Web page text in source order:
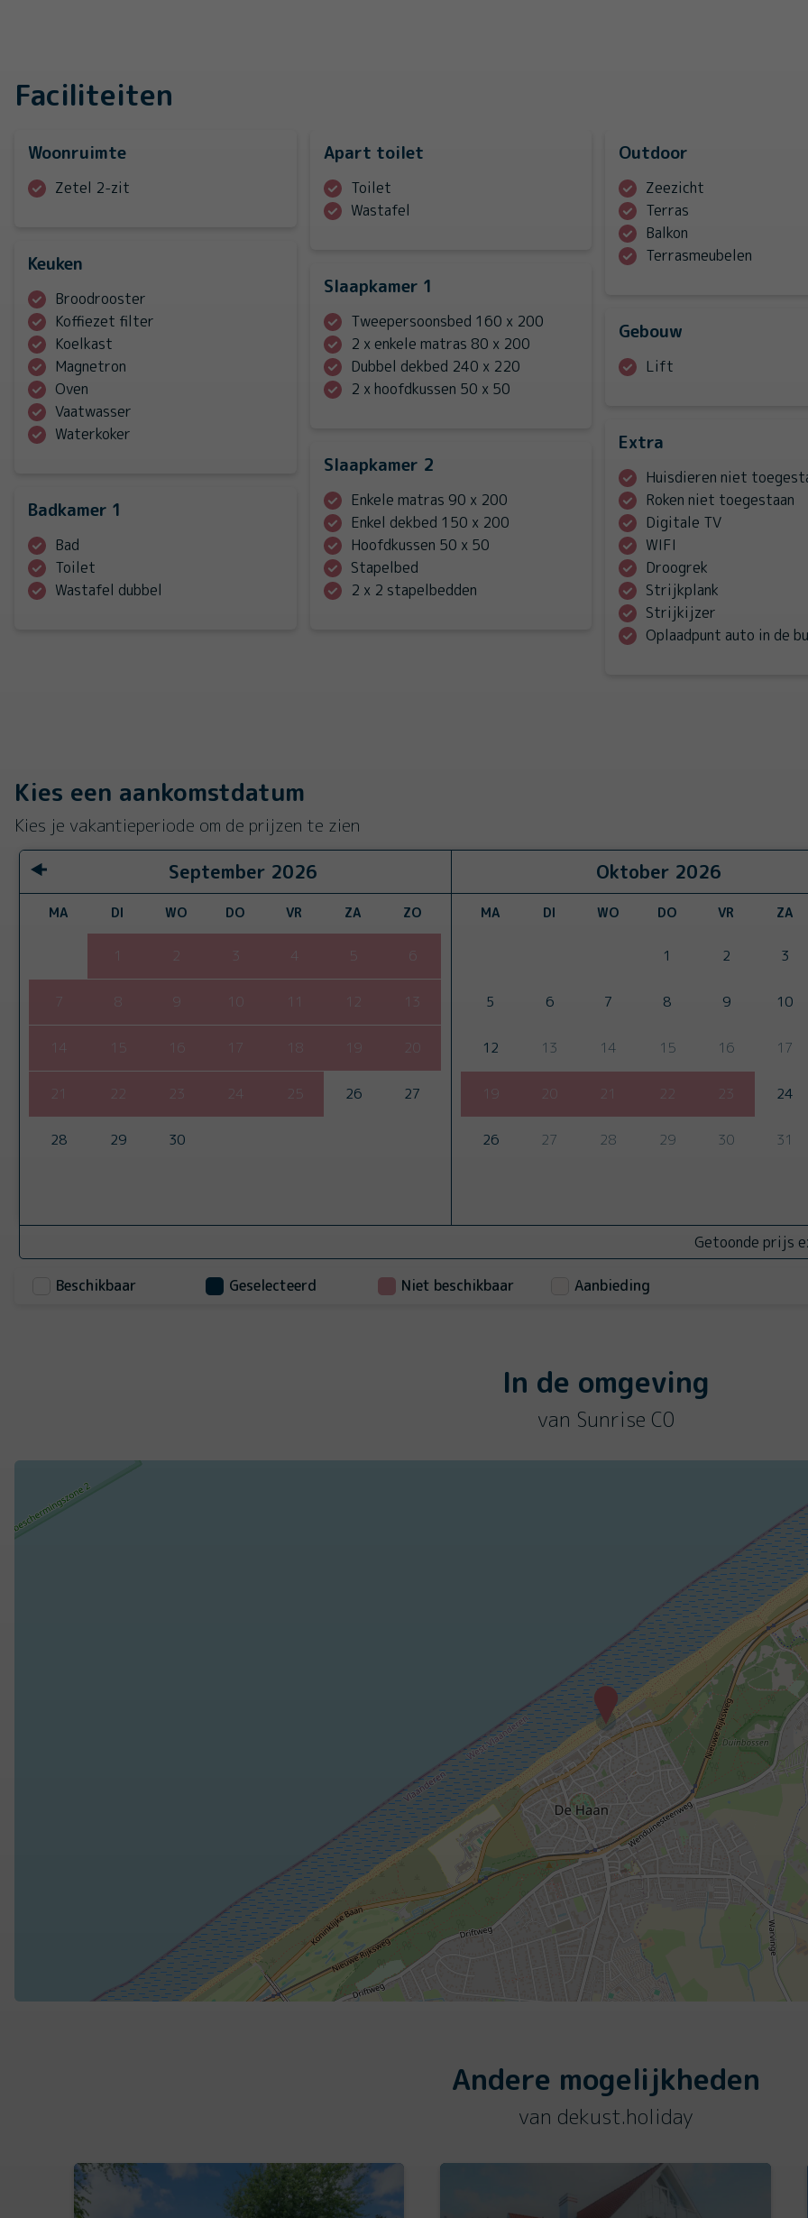
Faciliteiten
Woonruimte
Zetel 2-zit
Keuken
Broodrooster
Koffiezet filter
Koelkast
Magnetron
Oven
Vaatwasser
Waterkoker
Badkamer 1
Bad
Toilet
Wastafel dubbel
Apart toilet
Toilet
Wastafel
Slaapkamer 1
Tweepersoonsbed 160 x 200
2 x enkele matras 80 x 200
Dubbel dekbed 240 x 220
2 x hoofdkussen 50 x 50
Slaapkamer 2
Enkele matras 90 x 200
Enkel dekbed 150 x 200
Hoofdkussen 50 x 50
Stapelbed
2 x 2 stapelbedden
Outdoor
Zeezicht
Terras
Balkon
Terrasmeubelen
Gebouw
Lift
Extra
Huisdieren niet
Roken niet toegestaan
Digitale TV
WIFI
Droogrek
Strijkplank
Strijkijzer
Oplaadpunt auto in de
Kies een aankomstdatum
Kies je vakantieperiode om de prijzen te zien
September 2026
MA DI WO DO VR ZA ZO
2 3 4 6
7 9 12 13
14 16 17 19 20
21 22 23 24 25 26 27
28 29 30
Oktober 2026
MA DI WO DO VR ZA
1 2 3
5 6 7 8 9 10
12 13 14 15 16 17
19 20 21 22 23 24
26 27 28 29 30 31
Getoonde prijs
Beschikbaar Geselecteerd Niet beschikbaar Aanbieding
In de omgeving
van Sunrise C0
Andere mogelijkheden
van dekust.holiday